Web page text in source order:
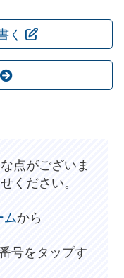
く
点がございま
ください。
ムから
番号をタップす